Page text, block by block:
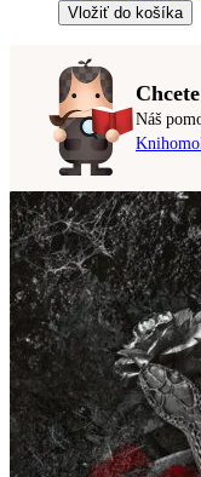
Vložiť do košíka
Náš